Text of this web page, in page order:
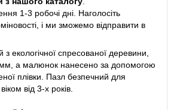
1-3 робочі дні. Наголосіть
і ми зможемо відправити в
екологічної спресованої деревини,
а малюнок нанесено за допомогою
плівки. Пазл безпечний для
від 3-х років.